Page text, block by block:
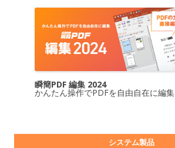
瞬簡PDF 編集 2024
かんたん操作でPDFを自由自在に編集
システム製品